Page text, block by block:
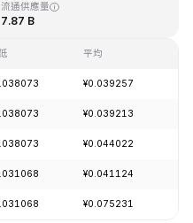
流通供應量
7.87 B
平均
¥0.039257
¥0.039213
¥0.044022
¥0.041124
¥0.075231